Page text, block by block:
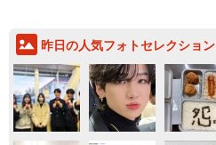
昨日の人気フォトセレクション